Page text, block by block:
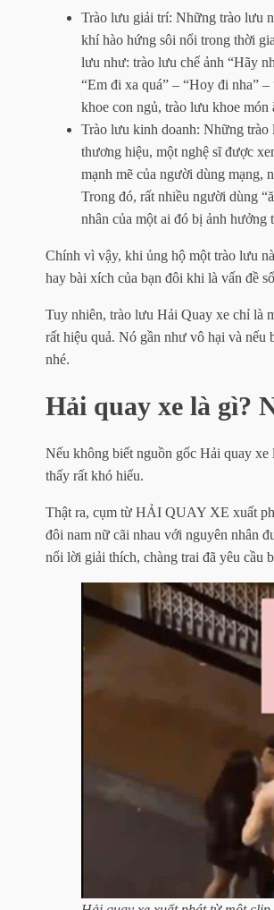
Trào lưu giải trí: Những trào lưu
khí hào hứng sôi nổi trong thời
lưu như: trào lưu chế ảnh “Hãy
“Em đi xa quá” – “Hoy đi nha”
khoe con ngủ, trào lưu khoe món
Trào lưu kinh doanh: Những trào
thương hiệu, một nghệ sĩ được
mạnh mẽ của người dùng mạng,
Trong đó, rất nhiều người dùng
nhân của một ai đó bị ảnh hưởng
Chính vì vậy, khi ủng hộ một trào lưu
hay bài xích của bạn đôi khi là vấn đề
Tuy nhiên, trào lưu Hải Quay xe chỉ là
rất hiệu quả. Nó gần như vô hại và nếu
nhé.
Hải quay xe là gì?
Nếu không biết nguồn gốc Hải quay
thấy rất khó hiểu.
Thật ra, cụm từ HẢI QUAY XE xuất
đôi nam nữ cãi nhau với nguyên nhân
nổi lời giải thích, chàng trai đã yêu cầu